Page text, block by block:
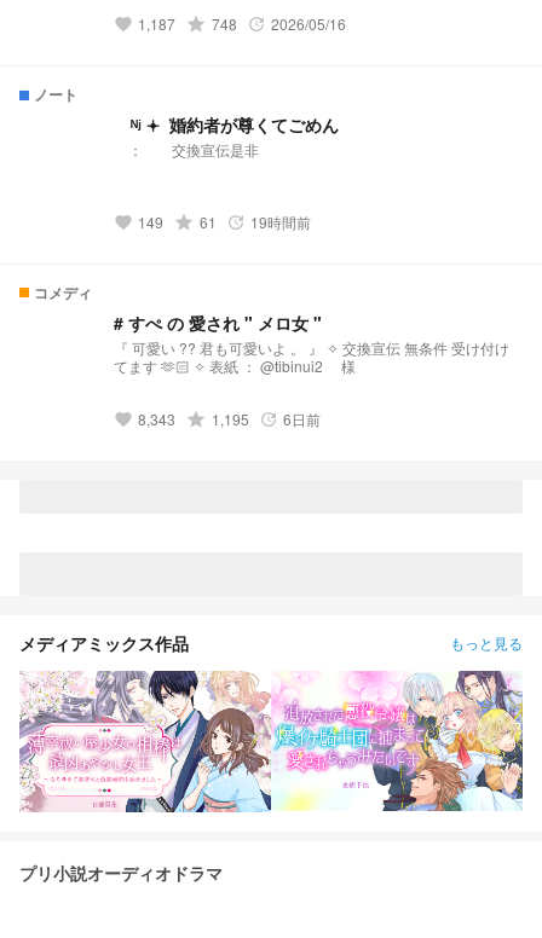
favorite 1,187 grade 748 update 2026/05/16
ノート
ᴺʲ 𖥔 ݁ 婚約者が尊くてごめん
： 交換宣伝是非
favorite 149 grade 61 update 19時間前
コメディ
# すぺ の 愛され " メロ女 "
『 可愛い ?? 君も可愛いよ 。 』 ✧︎ 交換宣伝 無条件 受け付け
てます 🫶🏻‪ ✧︎ 表紙 ： @tibinui2 様
favorite 8,343 grade 1,195 update 6日前
メディアミックス作品 もっと見る
プリ小説オーディオドラマ